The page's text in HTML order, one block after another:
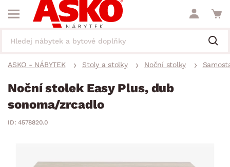
ASKO - NÁBYTEK Stoly a stolky Noční stolky
Noční stolek Easy Plus, dub
sonoma/zrcadlo
ID: 4578820.0